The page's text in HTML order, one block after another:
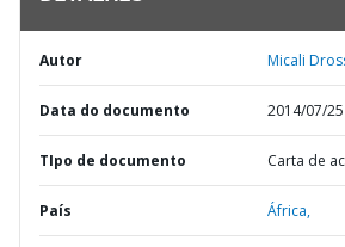
Autor Micali
Data do documento 2014/07/25
TIpo de documento Carta de
País África,